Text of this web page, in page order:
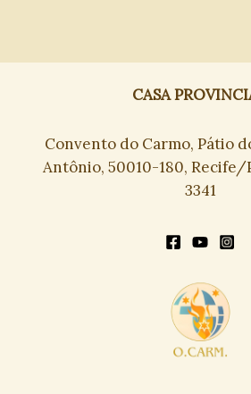
CASA
Convento do Carmo, Pátio
Antônio, 50010-180, Recife/
3341